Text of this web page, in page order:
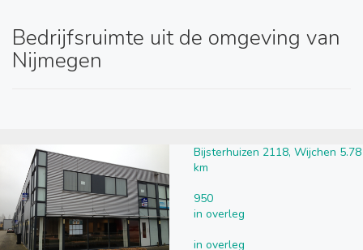
Bedrijfsruimte uit de omgeving van
Nijmegen
Bijsterhuizen 2118, Wijchen 5.78
km
950
in overleg
in overleg